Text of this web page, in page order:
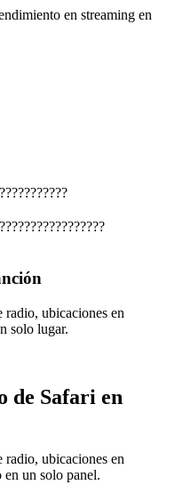
en streaming en
radio, ubicaciones en
solo lugar.
de Safari en
radio, ubicaciones en
un solo panel.